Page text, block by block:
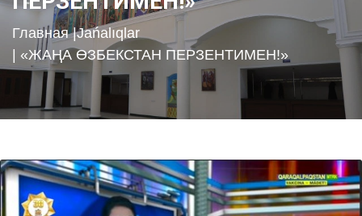
Главная |Jańalıqlar
| «ЖАҢА ƟЗБЕКСТАН ПЕРЗЕНТИМЕН!»